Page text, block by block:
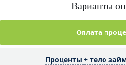
Варианты
Оплата
Проценты + тело